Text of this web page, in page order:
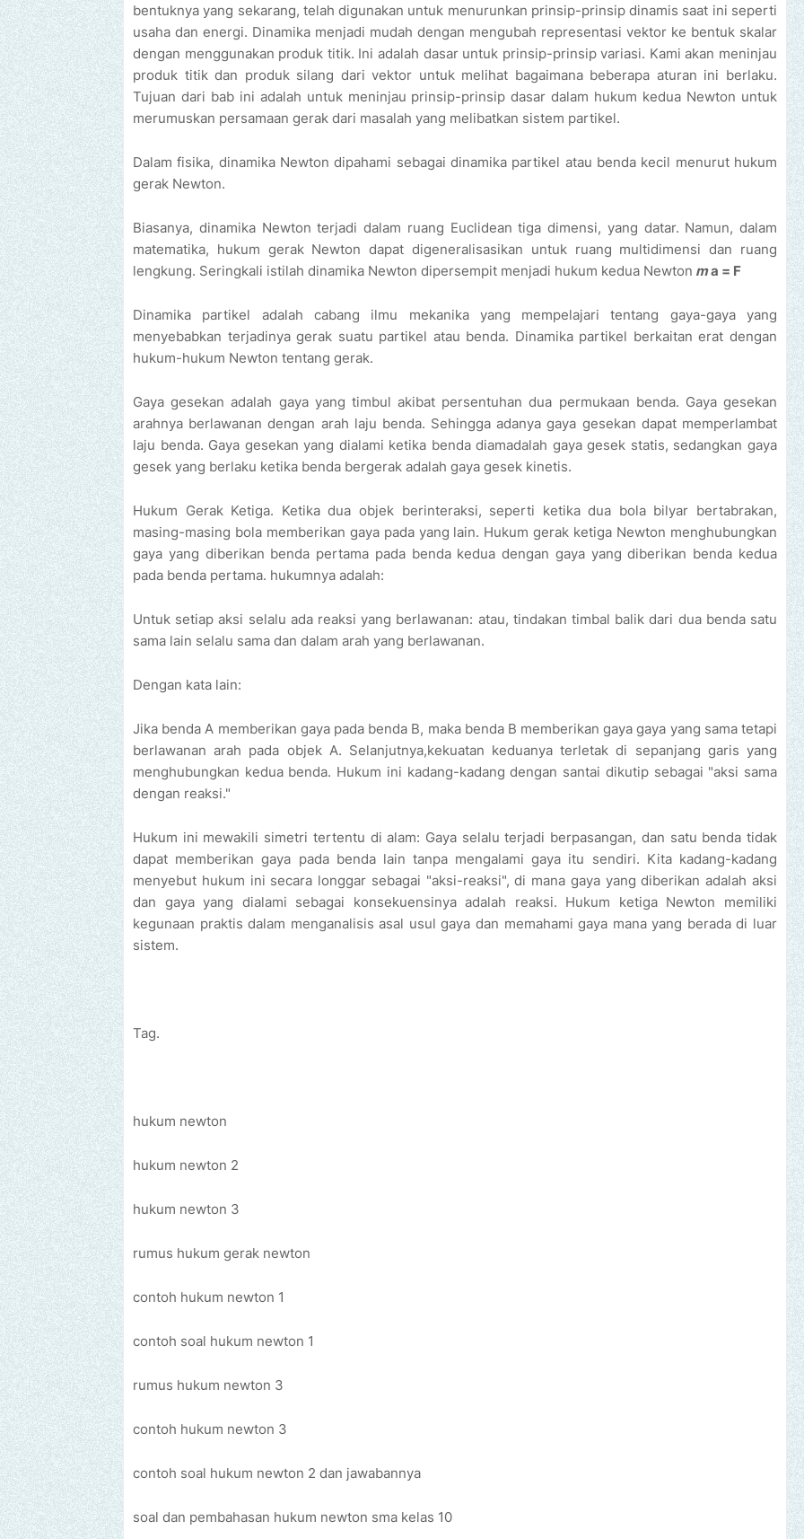
bentuknya yang sekarang, telah digunakan untuk menurunkan prinsip-prinsip dinamis saat ini seperti
usaha dan energi. Dinamika menjadi mudah dengan mengubah representasi vektor ke bentuk skalar
dengan menggunakan produk titik. Ini adalah dasar untuk prinsip-prinsip variasi. Kami akan meninjau
produk titik dan produk silang dari vektor untuk melihat bagaimana beberapa aturan ini berlaku.
Tujuan dari bab ini adalah untuk meninjau prinsip-prinsip dasar dalam hukum kedua Newton untuk
merumuskan persamaan gerak dari masalah yang melibatkan sistem partikel.
Dalam fisika, dinamika Newton dipahami sebagai dinamika partikel atau benda kecil menurut hukum
gerak Newton.
Biasanya, dinamika Newton terjadi dalam ruang Euclidean tiga dimensi, yang datar. Namun, dalam
matematika, hukum gerak Newton dapat digeneralisasikan untuk ruang multidimensi dan ruang
lengkung. Seringkali istilah dinamika Newton dipersempit menjadi hukum kedua Newton ma = F
Dinamika partikel adalah cabang ilmu mekanika yang mempelajari tentang gaya-gaya yang
menyebabkan terjadinya gerak suatu partikel atau benda. Dinamika partikel berkaitan erat dengan
hukum-hukum Newton tentang gerak.
Gaya gesekan adalah gaya yang timbul akibat persentuhan dua permukaan benda. Gaya gesekan
arahnya berlawanan dengan arah laju benda. Sehingga adanya gaya gesekan dapat memperlambat
laju benda. Gaya gesekan yang dialami ketika benda diamadalah gaya gesek statis, sedangkan gaya
gesek yang berlaku ketika benda bergerak adalah gaya gesek kinetis.
Hukum Gerak Ketiga. Ketika dua objek berinteraksi, seperti ketika dua bola bilyar bertabrakan,
masing-masing bola memberikan gaya pada yang lain. Hukum gerak ketiga Newton menghubungkan
gaya yang diberikan benda pertama pada benda kedua dengan gaya yang diberikan benda kedua
pada benda pertama. hukumnya adalah:
Untuk setiap aksi selalu ada reaksi yang berlawanan: atau, tindakan timbal balik dari dua benda satu
sama lain selalu sama dan dalam arah yang berlawanan.
Dengan kata lain:
Jika benda A memberikan gaya pada benda B, maka benda B memberikan gaya gaya yang sama tetapi
berlawanan arah pada objek A. Selanjutnya,kekuatan keduanya terletak di sepanjang garis yang
menghubungkan kedua benda. Hukum ini kadang-kadang dengan santai dikutip sebagai "aksi sama
dengan reaksi."
Hukum ini mewakili simetri tertentu di alam: Gaya selalu terjadi berpasangan, dan satu benda tidak
dapat memberikan gaya pada benda lain tanpa mengalami gaya itu sendiri. Kita kadang-kadang
menyebut hukum ini secara longgar sebagai "aksi-reaksi", di mana gaya yang diberikan adalah aksi
dan gaya yang dialami sebagai konsekuensinya adalah reaksi. Hukum ketiga Newton memiliki
kegunaan praktis dalam menganalisis asal usul gaya dan memahami gaya mana yang berada di luar
sistem.
Tag.
hukum newton
hukum newton 2
hukum newton 3
rumus hukum gerak newton
contoh hukum newton 1
contoh soal hukum newton 1
rumus hukum newton 3
contoh hukum newton 3
contoh soal hukum newton 2 dan jawabannya
soal dan pembahasan hukum newton sma kelas 10